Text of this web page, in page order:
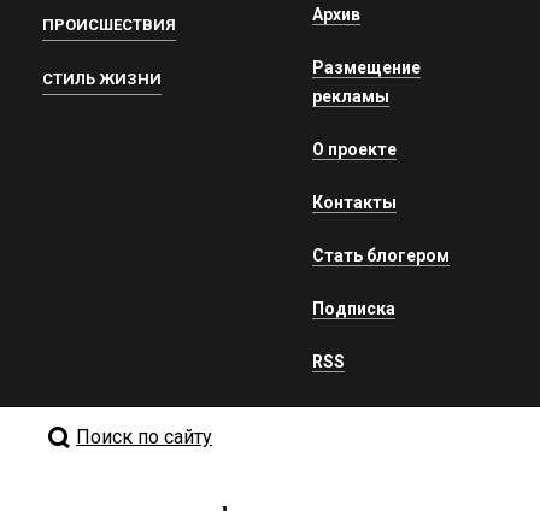
ПРОИСШЕСТВИЯ
СТИЛЬ ЖИЗНИ
Архив
Размещение
рекламы
О проекте
Контакты
Стать блогером
Подписка
RSS
Поиск по сайту